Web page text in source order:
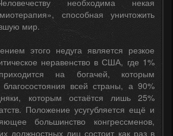
способная уничтожить
мир.
этого недуга является резкое
неравенство в США, где 1%
на богачей, которым
всей страны, а 90%
которым остаётся лишь 25%
Положение усугубляется ещё и
большинство конгрессменов,
должностных лиц состоит как раз в